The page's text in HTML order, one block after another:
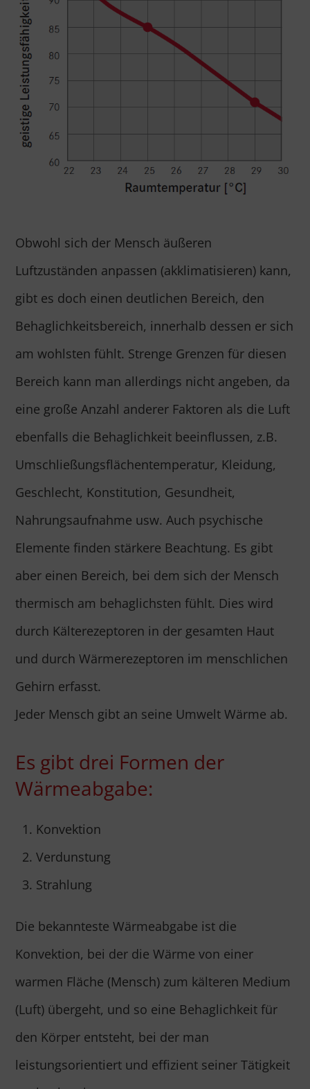
Obwohl sich der Mensch äußeren
Luftzuständen anpassen (akklimatisieren) kann,
gibt es doch einen deutlichen Bereich, den
Behaglichkeitsbereich, innerhalb dessen er sich
am wohlsten fühlt. Strenge Grenzen für diesen
Bereich kann man allerdings nicht angeben, da
eine große Anzahl anderer Faktoren als die Luft
ebenfalls die Behaglichkeit beeinflussen, z.B.
Umschließungsflächentemperatur, Kleidung,
Geschlecht, Konstitution, Gesundheit,
Nahrungsaufnahme usw. Auch psychische
Elemente finden stärkere Beachtung. Es gibt
aber einen Bereich, bei dem sich der Mensch
thermisch am behaglichsten fühlt. Dies wird
durch Kälterezeptoren in der gesamten Haut
und durch Wärmerezeptoren im menschlichen
Gehirn erfasst.
Jeder Mensch gibt an seine Umwelt Wärme ab.
Es gibt drei Formen der
Wärmeabgabe:
Konvektion
Verdunstung
Strahlung
Die bekannteste Wärmeabgabe ist die
Konvektion, bei der die Wärme von einer
warmen Fläche (Mensch) zum kälteren Medium
(Luft) übergeht, und so eine Behaglichkeit für
den Körper entsteht, bei der man
leistungsorientiert und effizient seiner Tätigkeit